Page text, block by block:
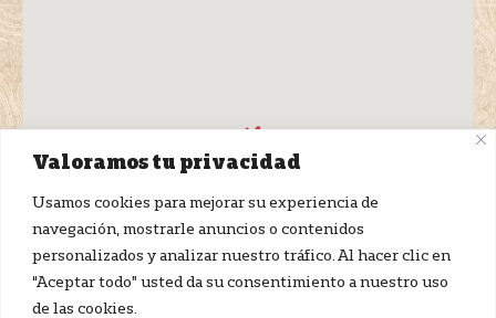
Valoramos tu privacidad
Usamos cookies para mejorar su experiencia de
navegación, mostrarle anuncios o contenidos
personalizados y analizar nuestro tráfico. Al hacer clic en
“Aceptar todo” usted da su consentimiento a nuestro uso
de las cookies.